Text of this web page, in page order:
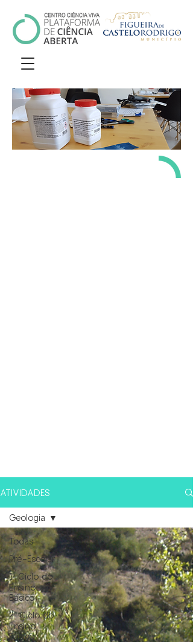
ATIVIDADES
Todas
Pré-Escolar
1º Ciclo do
Ensino
Básico
2º Ciclo do
Ensino
Básico
Geologia